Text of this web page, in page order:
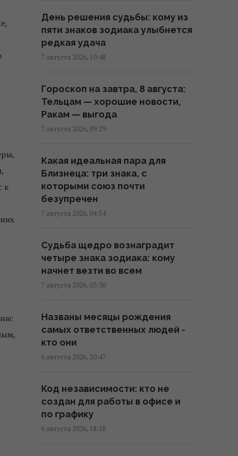
к
Во Вьетнаме обнаружили
самую большую пещеру: в ней
может поместиться небоскреб
и Boeing 747
Прием "Мунджаро" может
снизить риск сердечных
приступов, но есть нюанс, –
12:03 четверг, 06 августа 2026
Телескоп на Гавайях
зафиксировал новые
загадочные явления на
10:09 четверг, 06 августа 2026
Новые окаменелости,
обнаруженные в Испании,
каннибализме первых
европейцев
о памяти насекомых стало
вирусным
19:14 среда, 05 августа 2026
День решения судьбы: кому из
пяти знаков зодиака улыбнется
редкая удача
7 августа 2026, 10:48
Гороскоп на завтра, 8 августа:
Тельцам — хорошие новости,
Ракам — выгода
7 августа 2026, 09:29
Какая идеальная пара для
Близнеца: три знака, с
которыми союз почти
безупречен
7 августа 2026, 04:54
Судьба щедро вознаградит
четыре знака зодиака: кому
начнет везти во всем
7 августа 2026, 03:30
Названы месяцы рождения
самых ответственных людей -
кто они
6 августа 2026, 20:47
Код независимости: кто не
создан для работы в офисе и
по графику
6 августа 2026, 18:18